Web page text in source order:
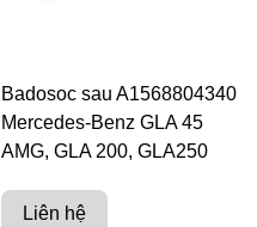
Badosoc sau A1568804340
Mercedes-Benz GLA 45
AMG, GLA 200, GLA250
Liên hệ